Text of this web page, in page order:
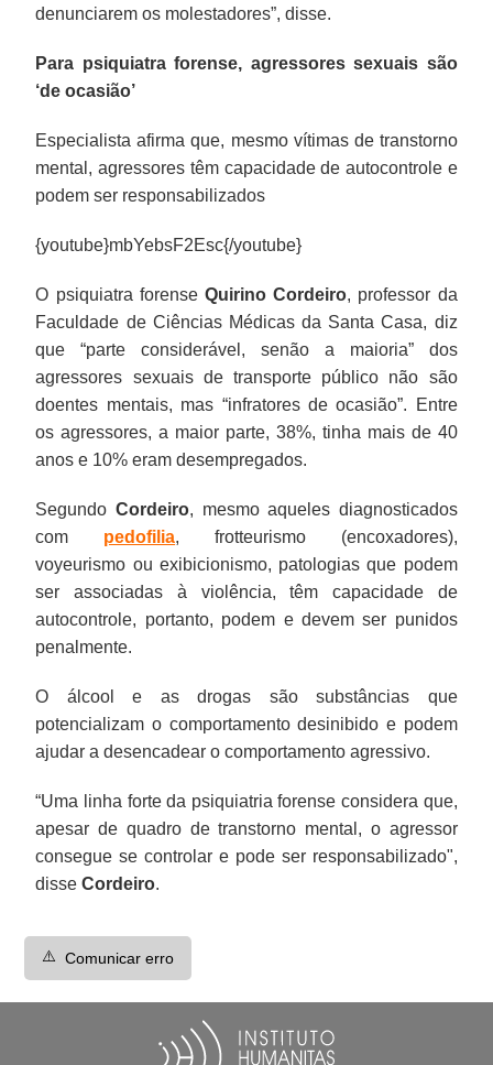
denunciarem os molestadores”, disse.
Para psiquiatra forense, agressores sexuais são
‘de ocasião’
Especialista afirma que, mesmo vítimas de transtorno
mental, agressores têm capacidade de autocontrole e
podem ser responsabilizados
{youtube}mbYebsF2Esc{/youtube}
O psiquiatra forense Quirino Cordeiro, professor da
Faculdade de Ciências Médicas da Santa Casa, diz
que “parte considerável, senão a maioria” dos
agressores sexuais de transporte público não são
doentes mentais, mas “infratores de ocasião”. Entre
os agressores, a maior parte, 38%, tinha mais de 40
anos e 10% eram desempregados.
Segundo Cordeiro, mesmo aqueles diagnosticados
com pedofilia, frotteurismo (encoxadores),
voyeurismo ou exibicionismo, patologias que podem
ser associadas à violência, têm capacidade de
autocontrole, portanto, podem e devem ser punidos
penalmente.
O álcool e as drogas são substâncias que
potencializam o comportamento desinibido e podem
ajudar a desencadear o comportamento agressivo.
“Uma linha forte da psiquiatria forense considera que,
apesar de quadro de transtorno mental, o agressor
consegue se controlar e pode ser responsabilizado",
disseCordeiro.
⚠️ Comunicar erro